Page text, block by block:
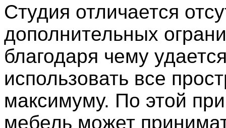
Студия отличается
дополнительных
благодаря чему
использовать все
максимуму. По этой
мебель может